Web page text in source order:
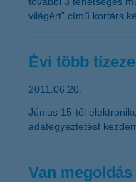
világért” című kortárs
Évi több
2011.06.20.
Június 15-től
adategyeztetést
Van